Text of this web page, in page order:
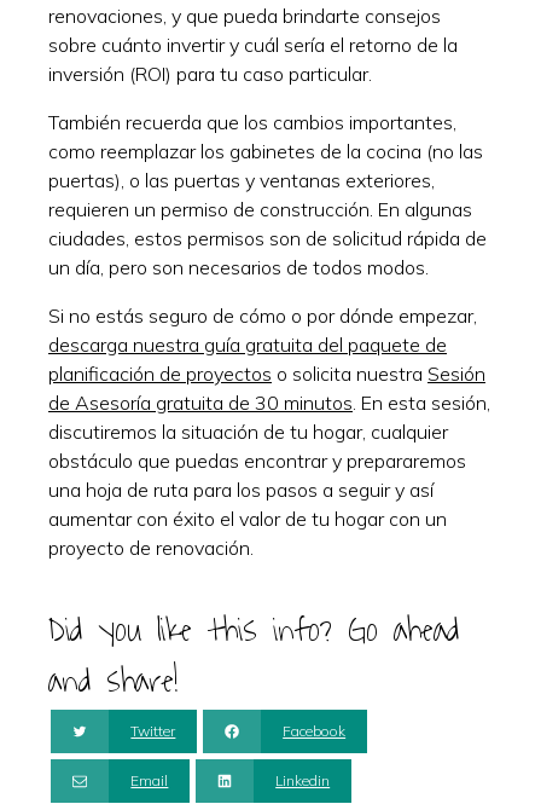
renovaciones, y que pueda brindarte consejos
sobre cuánto invertir y cuál sería el retorno de la
inversión (ROI) para tu caso particular.
También recuerda que los cambios importantes,
como reemplazar los gabinetes de la cocina (no las
puertas), o las puertas y ventanas exteriores,
requieren un permiso de construcción. En algunas
ciudades, estos permisos son de solicitud rápida de
un día, pero son necesarios de todos modos.
Si no estás seguro de cómo o por dónde empezar,
descarga nuestra guía gratuita del paquete de
planificación de proyectos o solicita nuestra Sesión
de Asesoría gratuita de 30 minutos . En esta sesión,
discutiremos la situación de tu hogar, cualquier
obstáculo que puedas encontrar y prepararemos
una hoja de ruta para los pasos a seguir y así
aumentar con éxito el valor de tu hogar con un
proyecto de renovación.
Did you like this info? Go ahead
and share!
Twitter Facebook
Email Linkedin